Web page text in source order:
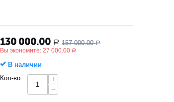
130 000.00 Р 157 000.00 Р
Вы экономите:27 000.00 Р
В наличии
Кол-во:
+
−